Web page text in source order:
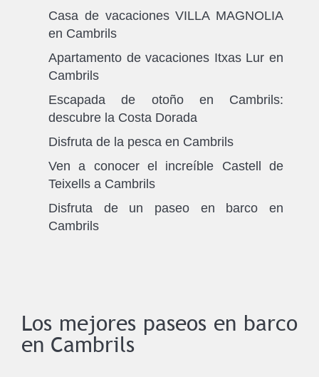
Casa de vacaciones VILLA MAGNOLIA
en Cambrils
Apartamento de vacaciones Itxas Lur en
Cambrils
Escapada de otoño en Cambrils:
descubre la Costa Dorada
Disfruta de la pesca en Cambrils
Ven a conocer el increíble Castell de
Teixells a Cambrils
Disfruta de un paseo en barco en
Cambrils
Los mejores paseos en barco
en Cambrils